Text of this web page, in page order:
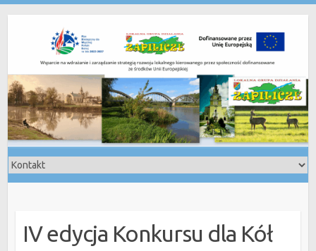
IV edycja Konkursu dla Kół